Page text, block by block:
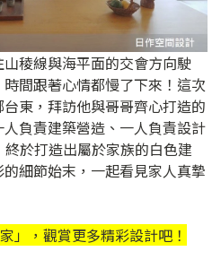
稜線與海平面的交會方向駛
間跟著心情都慢了下來！這次
東，拜訪他與哥哥齊心打造的
負責建築營造、一人負責設計
於打造出屬於家族的白色建
細節始末，一起看見家人真摯
」，觀賞更多精彩設計吧！